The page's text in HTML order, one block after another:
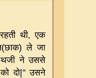
थी,एक
(छाक)ले जा
ने उससे
दो|"उसने